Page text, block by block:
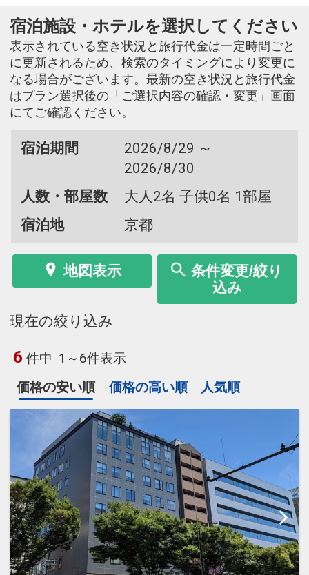
宿泊施設・ホテルを選択してください
表示されている空き状況と旅行代金は一定時間ごと
に更新されるため、検索のタイミングにより変更に
なる場合がございます。最新の空き状況と旅行代金
はプラン選択後の「ご選択内容の確認・変更」画面
にてご確認ください。
宿泊期間
2026/8/29 ～
2026/8/30
人数・部屋数
大人2名 子供0名 1部屋
宿泊地
京都
地図表示
条件変更/絞り
込み
現在の絞り込み
6 件中 1～6件表示
価格の安い順
価格の高い順 人気順